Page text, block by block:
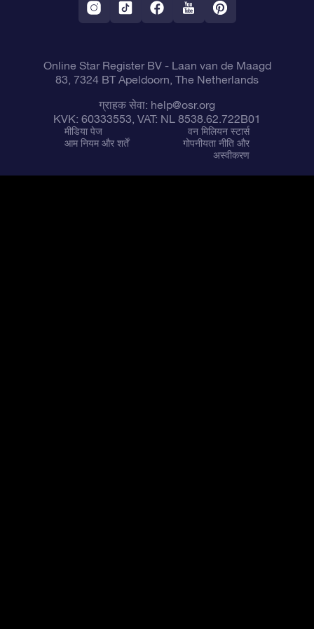
Online Star Register BV- Laan van de Maagd
83, 7324 BT Apeldoorn, The Netherlands
ग्राहक सेवा: help@osr.org
KVK: 60333553, VAT: NL 8538.62.722B01
मीडिया पेज
वन मिलियन स्टार्स
आम नियम और शर्तें
गोपनीयता नीति और
अस्वीकरण